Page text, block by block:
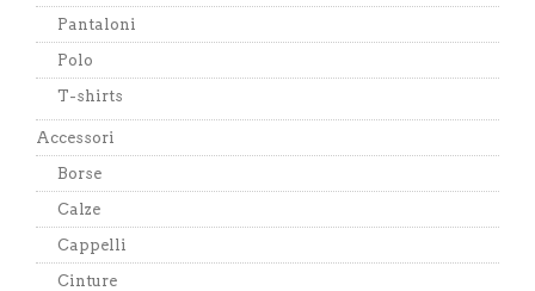
Pantaloni
Polo
T-shirts
Accessori
Borse
Calze
Cappelli
Cinture